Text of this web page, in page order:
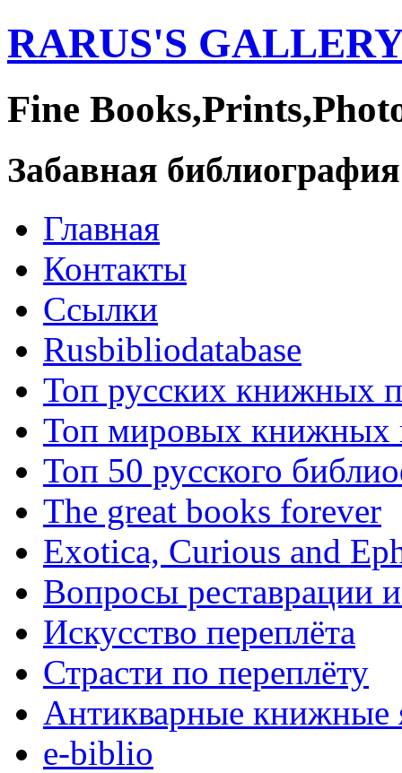
RARUS'S
Fine
Забавная библиография
Главная
Контакты
Ссылки
Rusbibliodatabase
Топ русских книжных
Топ мировых книжных
Топ 50 русского
The great books forever
Exotica, Curious and
Вопросы реставрации
Искусство переплёта
Страсти по переплёту
Антикварные книжные
e-biblio